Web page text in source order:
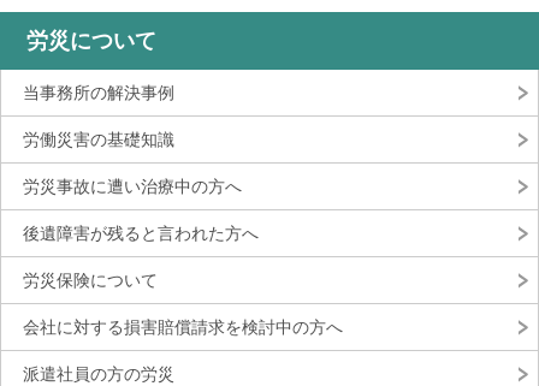
労災について
当事務所の解決事例
労働災害の基礎知識
労災事故に遭い治療中の方へ
後遺障害が残ると言われた方へ
労災保険について
会社に対する損害賠償請求を検討中の方へ
派遣社員の方の労災